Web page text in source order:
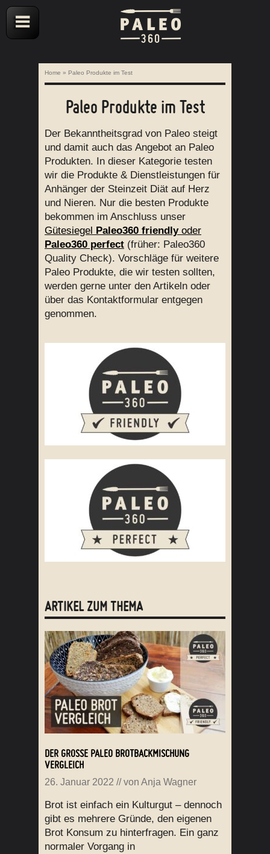
Home » Paleo Produkte im Test
Paleo Produkte im Test
Der Bekanntheitsgrad von Paleo steigt
und damit auch das Angebot an Paleo
Produkten. In dieser Kategorie testen
wir die Produkte & Dienstleistungen für
Anhänger der Steinzeit Diät auf Herz
und Nieren. Nur die besten Produkte
bekommen im Anschluss unser
Gütesiegel Paleo360 friendlyoder
Paleo360 perfect (früher: Paleo360
Quality Check). Vorschläge für weitere
Paleo Produkte, die wir testen sollten,
werden gerne unter den Artikeln oder
über das Kontaktformular entgegen
genommen.
ARTIKEL ZUM THEMA
DER GROSSE PALEO BROTBACKMISCHUNG V
ERGLEICH
26. Januar 2022 // von Anja Wagner
Brot ist einfach ein Kulturgut – dennoch
gibt es mehrere Gründe, den eigenen
Brot Konsum zu hinterfragen. Ein ganz
normaler Vorgang in